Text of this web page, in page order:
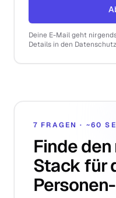
Deine E-Mail geht
Details in den
7 FRAGEN · ~60
Finde
Stack für